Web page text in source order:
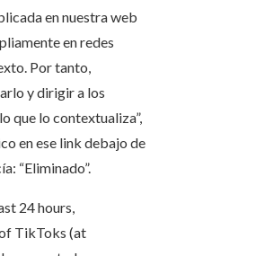
en nuestra web
en redes
Por tanto,
y dirigir a los
que lo contextualiza”,
en ese link debajo de
“Eliminado”.
24 hours,
TikToks (at